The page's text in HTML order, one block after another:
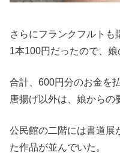
さらにフランクフルトも
1本100円だったので、娘
合計、600円分のお金を払
唐揚げ以外は、娘からの
公民館の二階には書道展
た作品が並んでいた。